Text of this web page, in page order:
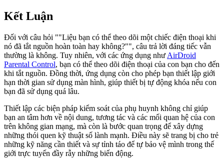
Kết Luận
Đối với câu hỏi ""Liệu bạn có thể theo dõi một chiếc điện thoại khi
nó đã tắt nguồn hoàn toàn hay không?"", câu trả lời đáng tiếc vẫn
thường là không. Tuy nhiên, với các ứng dụng như AirDroid
Parental Control, bạn có thể theo dõi điện thoại của con bạn cho đến
khi tắt nguồn. Đồng thời, ứng dụng còn cho phép bạn thiết lập giới
hạn thời gian sử dụng màn hình, giúp thiết bị tự động khóa nếu con
bạn đã sử dụng quá lâu.
Thiết lập các biện pháp kiểm soát của phụ huynh không chỉ giúp
bạn an tâm hơn về nội dung, tương tác và các mối quan hệ của con
trên không gian mạng, mà còn là bước quan trọng để xây dựng
những thói quen kỹ thuật số lành mạnh. Điều này sẽ trang bị cho trẻ
những kỹ năng cần thiết và sự tỉnh táo để tự bảo vệ mình trong thế
giới trực tuyến đầy rẫy những biến động.